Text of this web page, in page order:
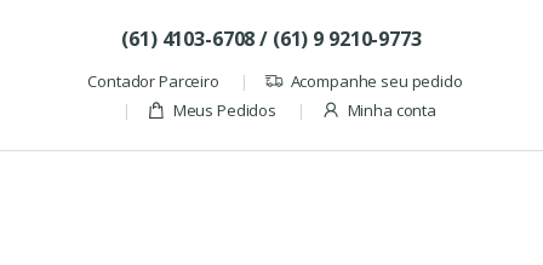
(61) 4103-6708 / (61) 9 9210-9773
Contador Parceiro
Acompanhe seu pedido
Meus Pedidos
Minha conta